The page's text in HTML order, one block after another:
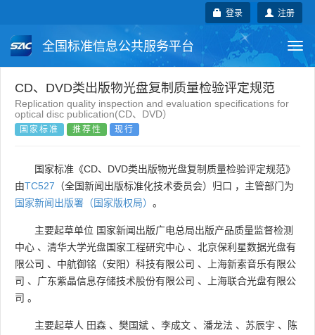
注册
登录
全国标准信息公共服务平台
国家标准 行业标准 地方标准
团体标准 企业标准
CD、DVD类出版物光盘复制质量检验评定规范
Replication quality inspection and evaluation specifications for
optical disc publication(CD、DVD）
国家标准 推荐性 现行
国家标准《CD、DVD类出版物光盘复制质量检验评定规范》
由TC527 （全国新闻出版标准化技术委员会）归口 ，主管部门为
国家新闻出版署（国家版权局） 。
主要起草单位 国家新闻出版广电总局出版产品质量监督检测
中心 、 清华大学光盘国家工程研究中心 、 北京保利星数据光盘有
限公司 、 中航御铭（安阳）科技有限公司 、
上海新索音乐有限公
司 、 广东紫晶信息存储技术股份有限公司 、
上海联合光盘有限公
司 。
主要起草人 田森 、 樊国斌 、 李成文 、 潘龙法 、 苏辰宇 、
陈